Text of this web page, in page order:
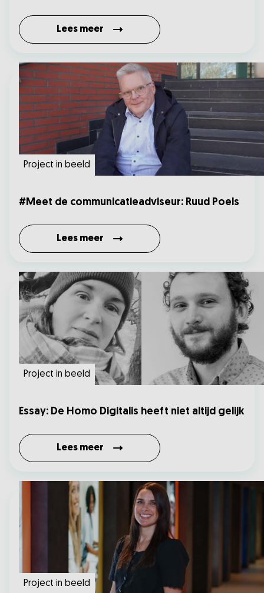
Lees meer
Project in beeld
#Meet de communicatieadviseur: Ruud Poels
Lees meer
Project in beeld
Essay: De Homo Digitalis heeft niet altijd gelijk
Lees meer
Project in beeld